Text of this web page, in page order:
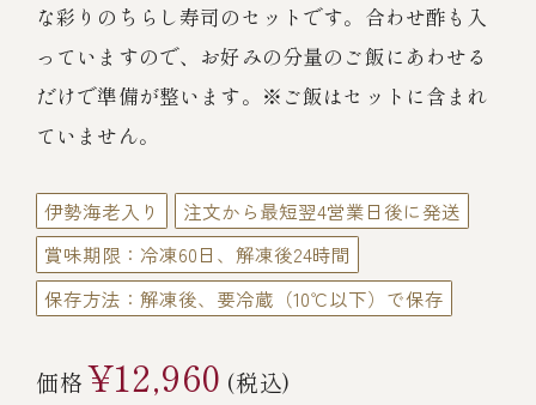
（中納言厨房）
中納言
その他
ギフト/贈り物
価格で探す
～￥2,999
￥3,000～￥4,999
な彩りのちらし寿司のセットです。合わせ酢も入
っていますので、お好みの分量のご飯にあわせる
だけで準備が整います。※ご飯はセットに含まれ
ていません。
伊勢海老入り
注文から最短翌4営業日後に発送
賞味期限：冷凍60日、解凍後24時間
保存方法：解凍後、要冷蔵（10℃以下）で保存
価格¥12,960 (税込)